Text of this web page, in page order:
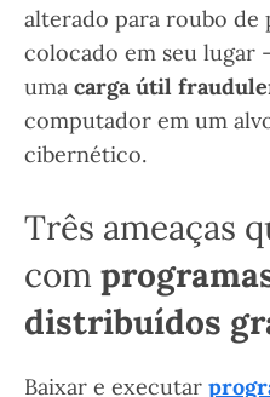
alterado para roubo de
colocado em seu lugar
uma carga útil
computador em um
cibernético.
Três ameaças
com
distribuídos
Baixar e executar